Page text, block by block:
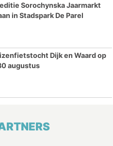
Sorochynska Jaarmarkt
in Stadspark De Parel
Dijk en Waard op
augustus